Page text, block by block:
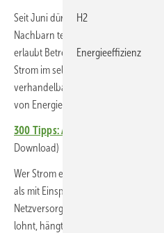
Seit Juni dürfen deutsche Haushalte
Nachbarn teilen. Der neue Paragraf
erlaubt Betreiberinnen von
Strom im selben Bilanzierungsgebiet
verhandelbaren Preisen, ohne
von Energie.
300 Tipps: Autark mit Solarstrom
Download)
Wer Strom erzeugt, kann damit mehr
als mit Einspeisevergütung. Wer
Netzversorger. So weit die Theorie.
lohnt, hängt von vielen Faktoren ab
H2
Energieeffizienz